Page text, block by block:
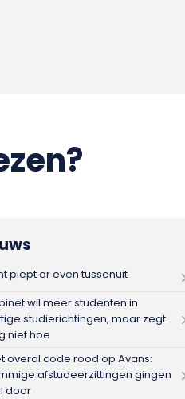
piept er even tussenuit
wil meer studenten in
studierichtingen, maar zegt
niet hoe
overal code rood op Avans:
afstudeerzittingen gingen
door